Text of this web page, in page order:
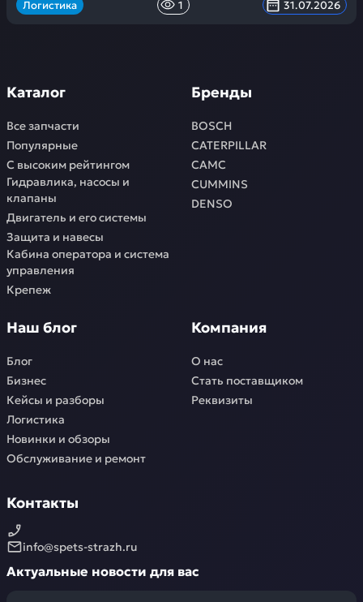
Логистика 1 31.07.2026
Каталог
Все запчасти
Популярные
С высоким рейтингом
Гидравлика, насосы и
клапаны
Двигатель и его системы
Защита и навесы
Кабина оператора и система
управления
Крепеж
Бренды
BOSCH
CATERPILLAR
CAMC
CUMMINS
DENSO
Наш блог
Блог
Бизнес
Кейсы и разборы
Логистика
Новинки и обзоры
Обслуживание и ремонт
Компания
О нас
Стать поставщиком
Реквизиты
Контакты
info@spets-strazh.ru
Актуальные новости для вас